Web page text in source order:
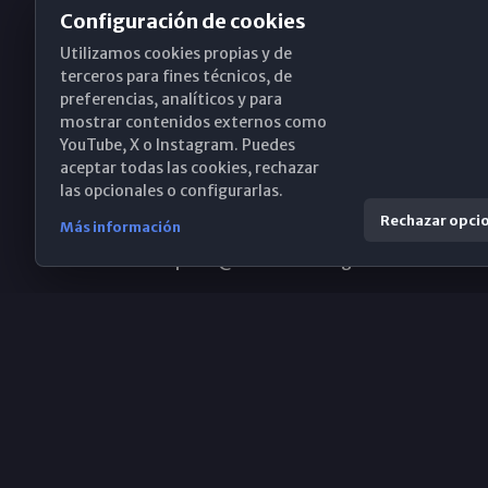
Obispado de Málaga
Santa María, 18-20. 29015 Málaga
(+34) 952 224 386
Configuración de cookies
Utilizamos cookies propias y de
terceros para fines técnicos, de
preferencias, analíticos y para
mostrar contenidos externos como
YouTube, X o Instagram. Puedes
aceptar todas las cookies, rechazar
las opcionales o configurarlas.
Más información Rechazar